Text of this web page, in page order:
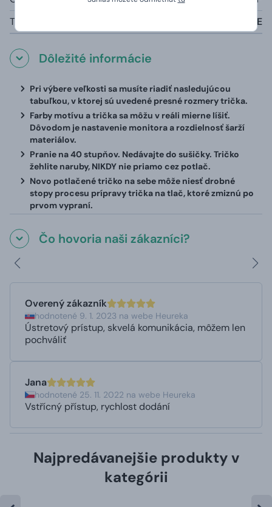
Tabuľka veľkostí:
viď nižšie V TEXTE
Dôležité informácie
Pri výbere veľkosti sa musíte riadiť nasledujúcou
tabuľkou, v ktorej sú uvedené presné rozmery trička.
Farby motívu a trička sa môžu v reáli mierne líšiť.
Dôvodom je nastavenie monitora a rozdielnosť šarží
materiálov.
Pranie na 40 stupňov. Nedávajte do sušičky. Tričko
žehlite naruby, NIKDY nie priamo cez potlač.
Novo potlačené tričko na sebe môže niesť drobné
stopy procesu prípravy trička na tlač, ktoré zmiznú po
prvom vypraní.
Čo hovoria naši zákazníci?
Overený zákazník
hodnotené 9. 1. 2023 na webe Heureka
Ústretový prístup, skvelá komunikácia, môžem len
pochváliť
Jana
hodnotené 25. 11. 2022 na webe Heureka
Vstřícný přístup, rychlost dodání
Najpredávanejšie produkty v
kategórii